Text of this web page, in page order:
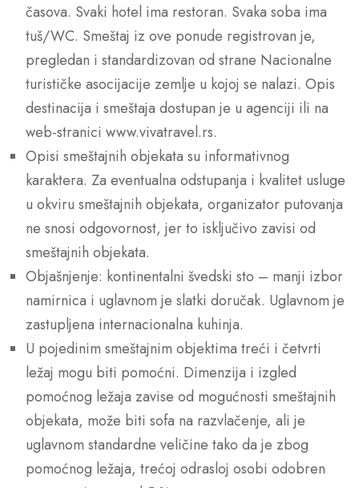
časova. Svaki hotel ima restoran. Svaka soba ima
tuš/WC. Smeštaj iz ove ponude registrovan je,
pregledan i standardizovan od strane Nacionalne
turističke asocijacije zemlje u kojoj se nalazi. Opis
destinacija i smeštaja dostupan je u agenciji ili na
web-stranici www.vivatravel.rs.
Opisi smeštajnih objekata su informativnog
karaktera. Za eventualna odstupanja i kvalitet usluge
u okviru smeštajnih objekata, organizator putovanja
ne snosi odgovornost, jer to isključivo zavisi od
smeštajnih objekata.
Objašnjenje: kontinentalni švedski sto – manji izbor
namirnica i uglavnom je slatki doručak. Uglavnom je
zastupljena internacionalna kuhinja.
U pojedinim smeštajnim objektima treći i četvrti
ležaj mogu biti pomoćni. Dimenzija i izgled
pomoćnog ležaja zavise od mogućnosti smeštajnih
objekata, može biti sofa na razvlačenje, ali je
uglavnom standardne veličine tako da je zbog
pomoćnog ležaja, trećoj odrasloj osobi odobren